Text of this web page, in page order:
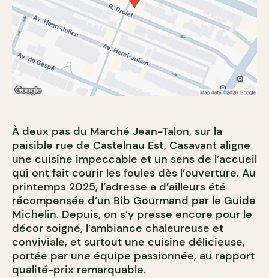
À deux pas du Marché Jean-Talon, sur la
paisible rue de Castelnau Est, Casavant aligne
une cuisine impeccable et un sens de l’accueil
qui ont fait courir les foules dès l’ouverture. Au
printemps 2025, l’adresse a d’ailleurs été
récompensée d’un Bib Gourmand par le Guide
Michelin. Depuis, on s’y presse encore pour le
décor soigné, l’ambiance chaleureuse et
conviviale, et surtout une cuisine délicieuse,
portée par une équipe passionnée, au rapport
qualité-prix remarquable.